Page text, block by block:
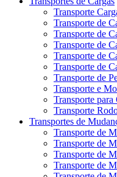
Transporte
Transporte de
Transporte de
Transporte de
Transporte de
Transporte de
Transporte de
Transporte e
Transporte para
Transporte
Transportes de
Transporte de
Transporte de
Transporte de
Transporte de